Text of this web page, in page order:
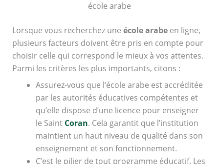
école arabe
Lorsque vous recherchez une école arabeen ligne,
plusieurs facteurs doivent être pris en compte pour
choisir celle qui correspond le mieux à vos attentes.
Parmi les critères les plus importants, citons :
Assurez-vous que l’école arabe est accréditée
par les autorités éducatives compétentes et
qu’elle dispose d’une licence pour enseigner
le Saint Coran. Cela garantit que l’institution
maintient un haut niveau de qualité dans son
enseignement et son fonctionnement.
C’est le pilier de tout programme éducatif. Les